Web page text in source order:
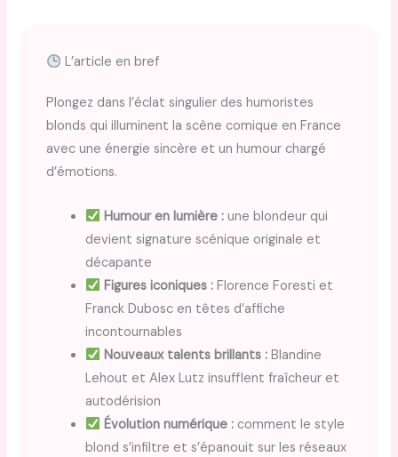
L’article en bref
Plongez dans l’éclat singulier des humoristes
blonds qui illuminent la scène comique en France
avec une énergie sincère et un humour chargé
d’émotions.
Humour en lumière :une blondeur qui
devient signature scénique originale et
décapante
Figures iconiques :Florence Foresti et
Franck Dubosc en têtes d’affiche
incontournables
Nouveaux talents brillants :Blandine
Lehout et Alex Lutz insufflent fraîcheur et
autodérision
Évolution numérique :comment le style
blond s’infiltre et s’épanouit sur les réseaux